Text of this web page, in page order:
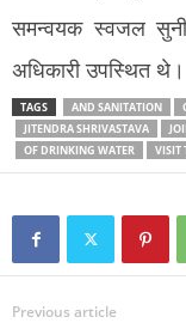
समन्वयक स्वजल
अधिकारी उपस्थित थे।
TAGS AND SANITATION
JITENDRA SHRIVASTAVA
OF DRINKING WATER
VISIT
Previous article